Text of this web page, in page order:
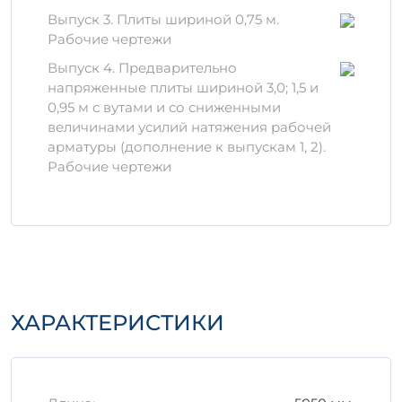
Применяемые компоненты защищают
от воздействия влаги и температуры,
что продлевает срок службы.
Материалы и технологии
Производство 1П 6-4 АтVскт п
осуществляется из качественных цементов,
заполнителей и арматуры, что гарантирует
отличные эксплуатационные
стеклопластиком для повышения
Выпуск 3. Плиты шириной 0,75 м.
Рабочие чертежи
Выпуск 4. Предварительно
напряженные плиты шириной 3,0; 1,5 и
0,95 м с вутами и со сниженными
величинами усилий натяжения рабочей
арматуры (дополнение к выпускам 1, 2).
Рабочие чертежи
ХАРАКТЕРИСТИКИ